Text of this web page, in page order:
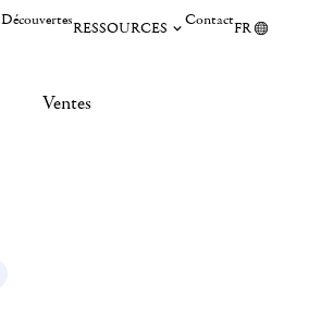
DécouvertesRESSOURCES ContactFR
Ventes